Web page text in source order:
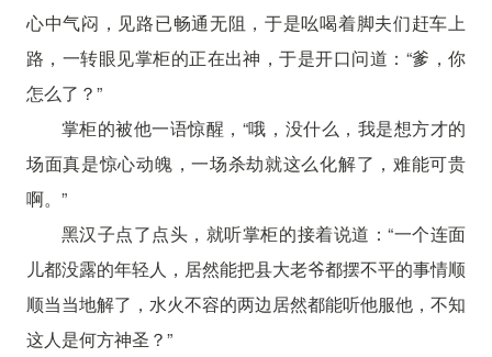
心中气闷，见路已畅通无阻，于是吆喝着脚夫们赶车上
路，一转眼见掌柜的正在出神，于是开口问道：“爹，你
怎么了？”
掌柜的被他一语惊醒，“哦，没什么，我是想方才的
场面真是惊心动魄，一场杀劫就这么化解了，难能可贵
啊。”
黑汉子点了点头，就听掌柜的接着说道：“一个连面
儿都没露的年轻人，居然能把县大老爷都摆不平的事情顺
顺当当地解了，水火不容的两边居然都能听他服他，不知
这人是何方神圣？”